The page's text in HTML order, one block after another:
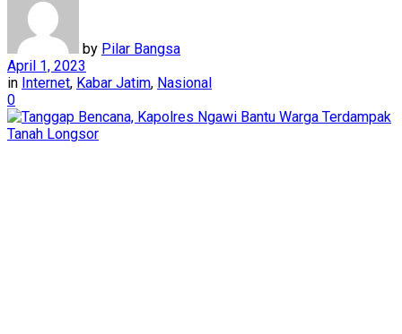
by Pilar Bangsa
April 1, 2023
in Internet, Kabar Jatim, Nasional
0